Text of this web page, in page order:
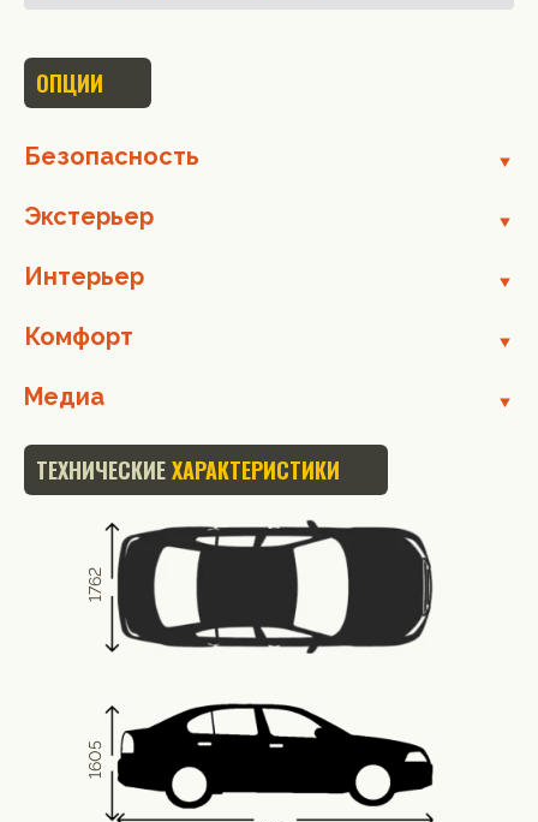
ОПЦИИ
Безопасность
Экстерьер
Интерьер
Комфорт
Медиа
ТЕХНИЧЕСКИЕХАРАКТЕРИСТИКИ
1605
1762